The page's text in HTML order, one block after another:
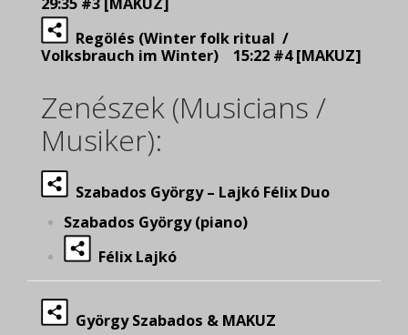
Regölés (Winter folk ritual /
Volksbrauch im Winter) 15:22 #4 [MAKUZ]
Zenészek (Musicians /
Musiker):
Szabados György – Lajkó Félix Duo
Szabados György (piano)
Félix Lajkó
György Szabados & MAKUZ